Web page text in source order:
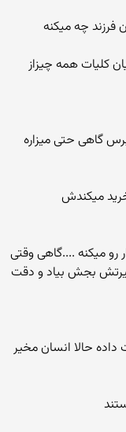
فرزند چه میکنه
کلیات همه چیزاز
گاهی حتی میزاره
میکندش
رو میکنه ....گاهی وقتی
بجش بیاد و دقت
حالا انسان مخیر